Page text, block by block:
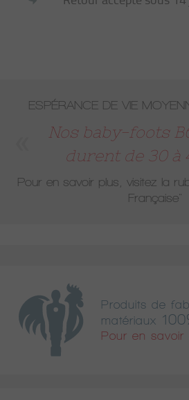
ESPÉRANCE DE VIE
Nos baby-foots
durent de 30 à
Pour en savoir plus, visitez la
Française"
Produits de
matériaux
Pour en savoir